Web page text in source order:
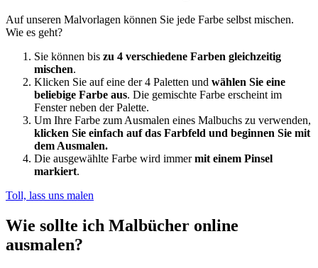
Auf unseren Malvorlagen können Sie jede Farbe selbst mischen.
Wie es geht?
Sie können bis zu 4 verschiedene Farben gleichzeitig
mischen.
Klicken Sie auf eine der 4 Paletten und wählen Sie eine
beliebige Farbe aus. Die gemischte Farbe erscheint im
Fenster neben der Palette.
Um Ihre Farbe zum Ausmalen eines Malbuchs zu verwenden,
klicken Sie einfach auf das Farbfeld und beginnen Sie mit
dem Ausmalen.
Die ausgewählte Farbe wird immermit einem Pinsel
markiert.
Toll, lass uns malen
Wie sollte ich Malbücher online
ausmalen?